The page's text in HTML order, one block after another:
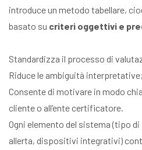
introduce un metodo tabellare,
basato su criteri oggettivi e
Standardizza il processo di
Riduce le ambiguità interpretative;
Consente di motivare in modo
cliente o all’ente certificatore.
Ogni elemento del sistema (tipo
allerta, dispositivi integrativi)